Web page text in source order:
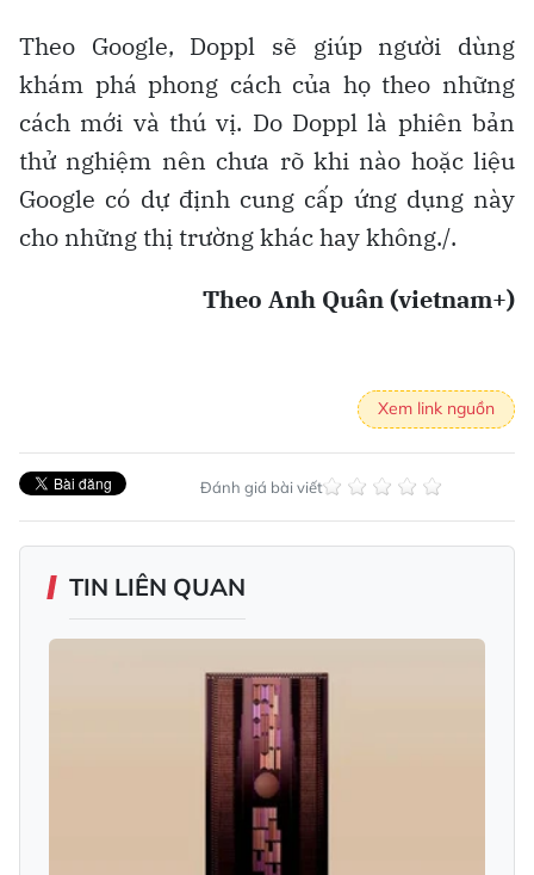
Theo Google, Doppl sẽ giúp người dùng
khám phá phong cách của họ theo những
cách mới và thú vị. Do Doppl là phiên bản
thử nghiệm nên chưa rõ khi nào hoặc liệu
Google có dự định cung cấp ứng dụng này
cho những thị trường khác hay không./.
Theo Anh Quân (vietnam+)
Xem link nguồn
Đánh giá bài viết
TIN LIÊN QUAN